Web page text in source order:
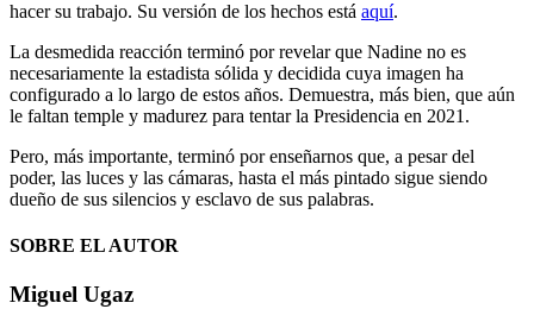
hacer su trabajo. Su versión de los hechos está aquí.
La desmedida reacción terminó por revelar que Nadine no es
necesariamente la estadista sólida y decidida cuya imagen ha
configurado a lo largo de estos años. Demuestra, más bien, que aún
le faltan temple y madurez para tentar la Presidencia en 2021.
Pero, más importante, terminó por enseñarnos que, a pesar del
poder, las luces y las cámaras, hasta el más pintado sigue siendo
dueño de sus silencios y esclavo de sus palabras.
SOBRE EL AUTOR
Miguel Ugaz